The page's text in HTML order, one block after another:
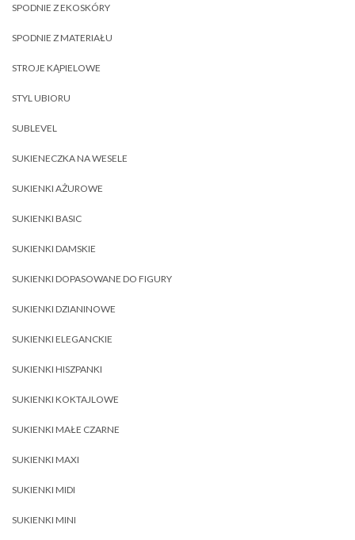
SPODNIE Z EKOSKÓRY
SPODNIE Z MATERIAŁU
STROJE KĄPIELOWE
STYL UBIORU
SUBLEVEL
SUKIENECZKA NA WESELE
SUKIENKI AŻUROWE
SUKIENKI BASIC
SUKIENKI DAMSKIE
SUKIENKI DOPASOWANE DO FIGURY
SUKIENKI DZIANINOWE
SUKIENKI ELEGANCKIE
SUKIENKI HISZPANKI
SUKIENKI KOKTAJLOWE
SUKIENKI MAŁE CZARNE
SUKIENKI MAXI
SUKIENKI MIDI
SUKIENKI MINI